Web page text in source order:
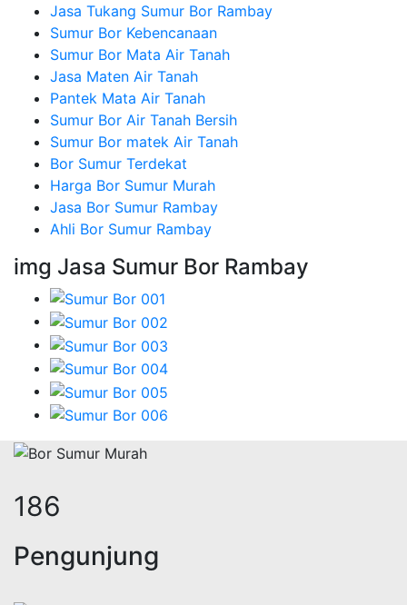
Jasa Tukang Sumur Bor Rambay
Sumur Bor Kebencanaan
Sumur Bor Mata Air Tanah
Jasa Maten Air Tanah
Pantek Mata Air Tanah
Sumur Bor Air Tanah Bersih
Sumur Bor matek Air Tanah
Bor Sumur Terdekat
Harga Bor Sumur Murah
Jasa Bor Sumur Rambay
Ahli Bor Sumur Rambay
img Jasa Sumur Bor Rambay
226
Pengunjung